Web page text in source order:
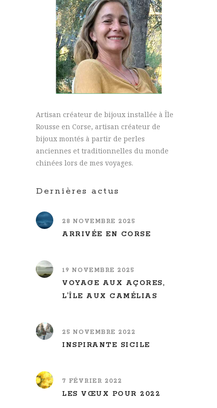
Artisan créateur de bijoux installée à Île
Rousse en Corse, artisan créateur de
bijoux montés à partir de perles
anciennes et traditionnelles du monde
chinées lors de mes voyages.
Dernières actus
28 NOVEMBRE 2025
ARRIVÉE EN CORSE
19 NOVEMBRE 2025
VOYAGE AUX AÇORES,
L’ÎLE AUX CAMÉLIAS
25 NOVEMBRE 2022
INSPIRANTE SICILE
7 FÉVRIER 2022
LES VŒUX POUR 2022